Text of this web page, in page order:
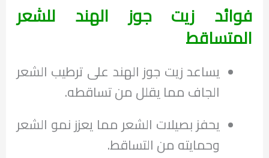
فوائد زيت جوز الهند للشعر
المتساقط
يساعد زيت جوز الهند على ترطيب الشعر
الجاف مما يقلل من تساقطه.
يحفز بصيلات الشعر مما يعزز نمو الشعر
وحمايته من التساقط.